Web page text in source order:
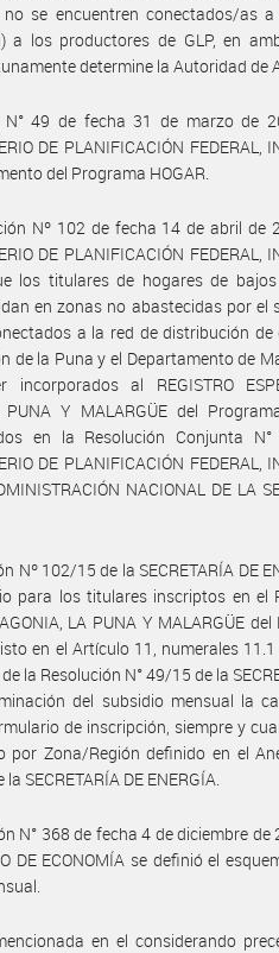
se encuentren conectados/as
los productores de GLP, en
determine la Autoridad de
49 de fecha 31 de marzo de
DE PLANIFICACIÓN FEDERAL,
del Programa HOGAR.
Nº 102 de fecha 14 de abril de
DE PLANIFICACIÓN FEDERAL,
los titulares de hogares de
en zonas no abastecidas por el
a la red de distribución de
de la Puna y el Departamento de
al REGISTRO
PUNA Y MALARGÜE del
en la Resolución Conjunta
DE PLANIFICACIÓN FEDERAL,
NACIONAL DE LA
Nº 102/15 de la SECRETARÍA DE
para los titulares inscriptos en el
LA PUNA Y MALARGÜE
en el Artículo 11, numerales
la Resolución N° 49/15 de la
del subsidio mensual la
de inscripción, siempre y
por Zona/Región definido en el
SECRETARÍA DE ENERGÍA.
N° 368 de fecha 4 de diciembre de
DE ECONOMÍA se definió el
en el considerando